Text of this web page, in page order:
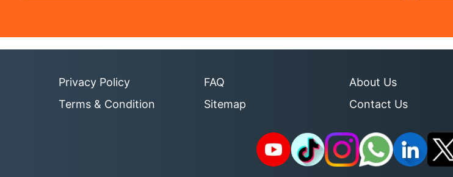
Privacy Policy
Terms & Condition
FAQ
Sitemap
About Us
Contact Us